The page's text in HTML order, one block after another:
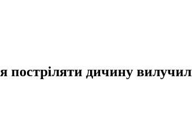
дичину